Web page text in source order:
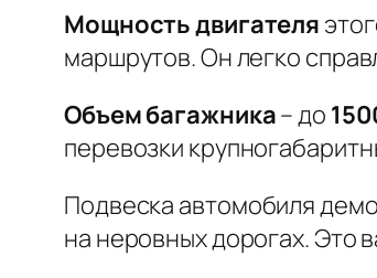
Мощность двигателя
маршрутов. Он легко
Объем багажника– до
перевозки
Подвеска автомобиля
на неровных дорогах. Это